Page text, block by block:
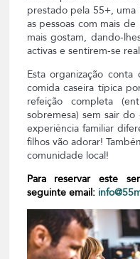
prestado pela 55+, uma
as pessoas com mais
mais gostam, dando-
activas e sentirem-se
Esta organização
comida caseira típica
refeição completa
sobremesa) sem sair
experiência familiar
filhos vão adorar!
comunidade local!
Para reservar este
seguinte email: